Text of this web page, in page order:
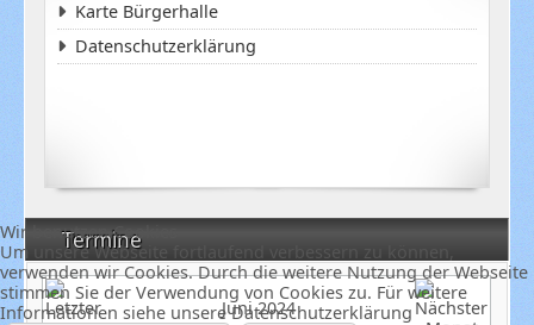
Termine
Juni 2024
Karte Bürgerhalle
Datenschutzerklärung
Wir benutzen Cookies
Um unsere Webseite fortlaufend verbessern zu können,
verwenden wir Cookies. Durch die weitere Nutzung der Webseite
stimmen Sie der Verwendung von Cookies zu. Für weitere
Informationen siehe unsere Datenschutzerklärung